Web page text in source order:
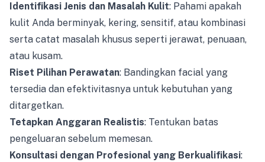
Identifikasi Jenis dan Masalah Kulit: Pahami apakah
kulit Anda berminyak, kering, sensitif, atau kombinasi
serta catat masalah khusus seperti jerawat, penuaan,
atau kusam.
Riset Pilihan Perawatan: Bandingkan facial yang
tersedia dan efektivitasnya untuk kebutuhan yang
ditargetkan.
Tetapkan Anggaran Realistis: Tentukan batas
pengeluaran sebelum memesan.
Konsultasi dengan Profesional yang Berkualifikasi: